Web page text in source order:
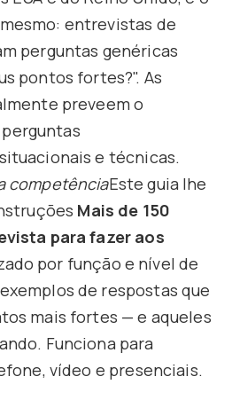
entrevistas de
perguntas genéricas
pontos fortes?". As
preveem o
e técnicas.
competênciaEste guia lhe
Mais de 150
para fazer aos
por função e nível de
de respostas que
mais fortes — e aqueles
Funciona para
vídeo e presenciais.